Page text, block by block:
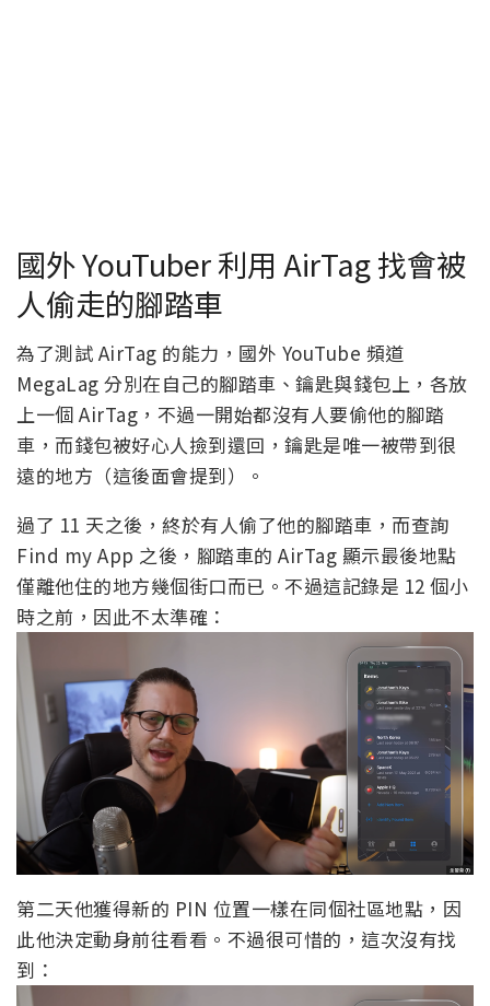
國外 YouTuber 利用 AirTag 找會被
人偷走的腳踏車
為了測試 AirTag 的能力，國外 YouTube 頻道
MegaLag 分別在自己的腳踏車、鑰匙與錢包上，各放
上一個 AirTag，不過一開始都沒有人要偷他的腳踏
車，而錢包被好心人撿到還回，鑰匙是唯一被帶到很
遠的地方（這後面會提到）。
過了 11 天之後，終於有人偷了他的腳踏車，而查詢
Find my App 之後，腳踏車的 AirTag 顯示最後地點
僅離他住的地方幾個街口而已。不過這記錄是 12 個小
時之前，因此不太準確：
第二天他獲得新的 PIN 位置一樣在同個社區地點，因
此他決定動身前往看看。不過很可惜的，這次沒有找
到：